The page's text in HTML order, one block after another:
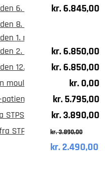
was:
is:
6. september 2024 i
kr.6.845,00
8. marts 2024,
1. marts 2024,
2. februar 2024, Aarhus
kr.6.850,00
12. januar 2024,
kr.6.850,00
moulding og flydende
kr.0,00
– kursus den 17.
kr.5.795,00
med nul fejl,
kr.3.890,00
STPS med nul fejl
kr.3.890,00
Original
kr.2.490,00